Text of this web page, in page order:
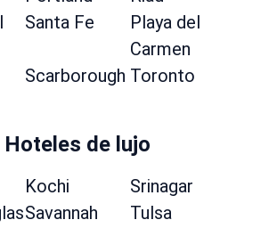
Santa Fe
Playa del
Carmen
Scarborough Toronto
Hoteles de lujo
Kochi
Srinagar
Savannah
Tulsa